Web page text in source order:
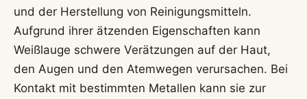
und der Herstellung von Reinigungsmitteln.
Aufgrund ihrer ätzenden Eigenschaften kann
Weißlauge schwere Verätzungen auf der Haut,
den Augen und den Atemwegen verursachen. Bei
Kontakt mit bestimmten Metallen kann sie zur